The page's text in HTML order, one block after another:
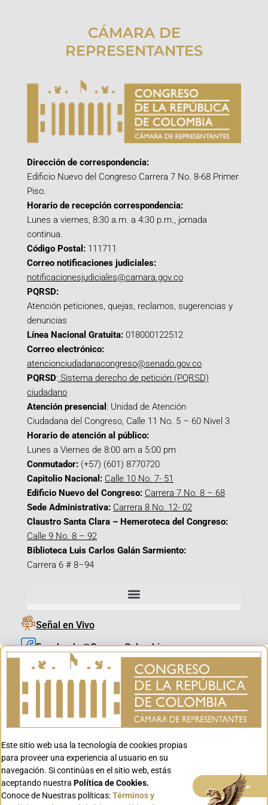
CÁMARA DE
REPRESENTANTES
Dirección de correspondencia:
Edificio Nuevo del Congreso Carrera 7 No. 8-68 Primer
Piso.
Horario de recepción correspondencia:
Lunes a viernes, 8:30 a.m. a 4:30 p.m., jornada
continua.
Código Postal: 111711
Correo notificaciones judiciales:
notificacionesjudiciales@camara.gov.co
PQRSD:
Atención peticiones, quejas, reclamos, sugerencias y
denuncias
Línea Nacional Gratuita: 018000122512
Correo electrónico:
atencionciudadanacongreso@senado.gov.co
PQRSD: Sistema derecho de petición (PQRSD)
ciudadano
Atención presencial : Unidad de Atención
Ciudadana del Congreso, Calle 11 No. 5 – 60 Nivel 3
Horario de atención al público:
Lunes a Viernes de 8:00 am a 5:00 pm
Conmutador: (+57) (601) 8770720
Capitolio Nacional: Calle 10 No. 7- 51
Edificio Nuevo del Congreso: Carrera 7 No. 8 – 68
Sede Administrativa: Carrera 8 No. 12- 02
Claustro Santa Clara – Hemeroteca del Congreso:
Calle 9 No. 8 – 92
Biblioteca Luis Carlos Galán Sarmiento:
Carrera 6 # 8–94
Señal en Vivo
Facebook_@CamaraColombia
Instagram_@CamaraColombia
X_@CamaraColombia
Youtube_@CamaraColombia
Youtube_@CanalCongreso
Este sitio web usa la tecnología de cookies propias
para proveer una experiencia al usuario en su
navegación. Si continúas en el sitio web, estás
aceptando nuestra Política de Cookies.
Conoce de Nuestras políticas:Términos y
Aceptar